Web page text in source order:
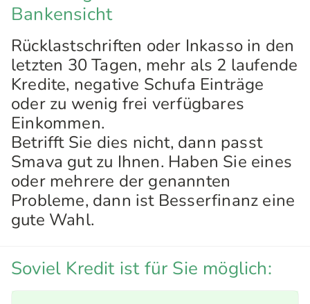
Bankensicht
Rücklastschriften oder Inkasso in den
letzten 30 Tagen, mehr als 2 laufende
Kredite, negative Schufa Einträge
oder zu wenig frei verfügbares
Einkommen.
Betrifft Sie dies nicht, dann passt
Smava gut zu Ihnen. Haben Sie eines
oder mehrere der genannten
Probleme, dann ist Besserfinanz eine
gute Wahl.
Soviel Kredit ist für Sie möglich: